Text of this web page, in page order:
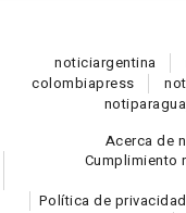
noticiargentina
colombiapress
noti
Acerca de
Cumplimiento
Política de privacidad